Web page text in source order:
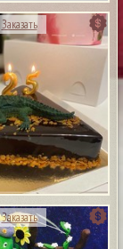
Заказать
Заказать